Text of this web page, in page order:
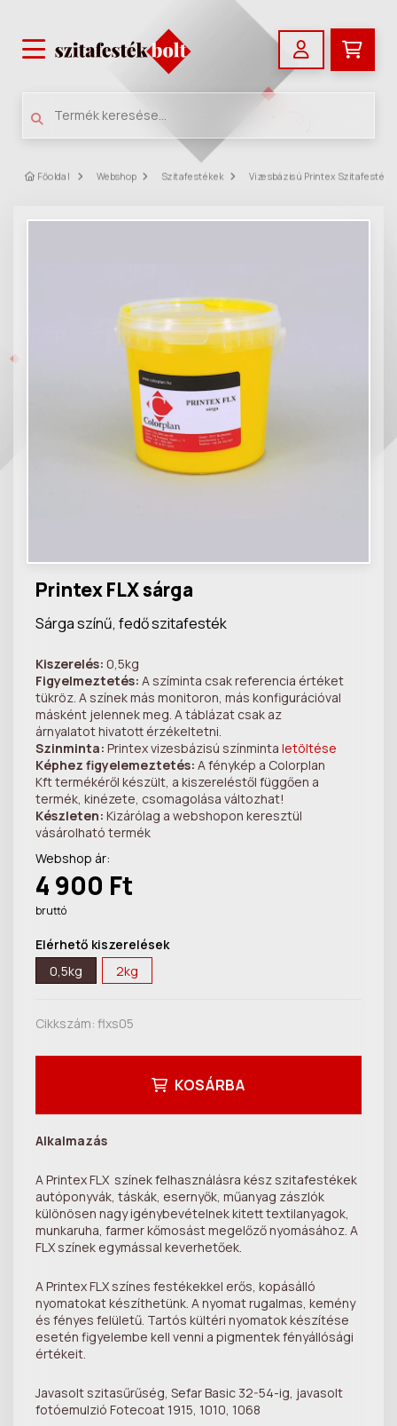
Főoldal Webshop Szitafestékek Vizesbázisú Printex
Printex FLX sárga
Sárga színű, fedő szitafesték
Kiszerelés: 0,5kg
Figyelmeztetés: A szíminta csak referencia értéket
tükröz. A színek más monitoron, más konfigurációval
másként jelennek meg. A táblázat csak az
árnyalatot hivatott érzékeltetni.
Szinminta: Printex vizesbázisú színminta letöltése
Képhez figyelemeztetés: A fénykép a Colorplan
Kft termékéről készült, a kiszereléstől függően a
termék, kinézete, csomagolása változhat!
Készleten: Kizárólag a webshopon keresztül
vásárolható termék
Webshop ár:
4 900 Ft
bruttó
Elérhető kiszerelések
0,5kg
2kg
Cikkszám: flxs05
KOSÁRBA
Alkalmazás
A Printex FLX színek felhasználásra kész szitafestékek
autóponyvák, táskák, esernyők, műanyag zászlók
különösen nagy igénybevételnek kitett textilanyagok,
munkaruha, farmer kőmosást megelőző nyomásához. A
FLX színek egymással keverhetőek.
A Printex FLX színes festékekkel erős, kopásálló
nyomatokat készíthetünk. A nyomat rugalmas, kemény
és fényes felületű. Tartós kültéri nyomatok készítése
esetén figyelembe kell venni a pigmentek fényállósági
értékeit.
Javasolt szitasűrűség, Sefar Basic 32-54-ig, javasolt
fotóemulzió Fotecoat 1915, 1010, 1068